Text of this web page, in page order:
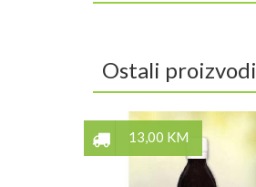
Ostali proizvodi
13,00 KM